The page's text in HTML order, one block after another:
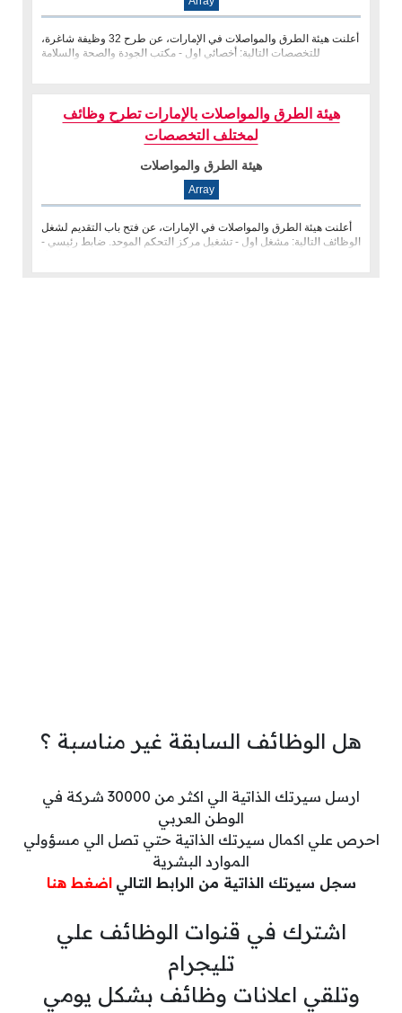
أعلنت هيئة الطرق والمواصلات في الإمارات، عن طرح 32 وظيفة شاغرة،
للتخصصات التالية: أخصائي اول - مكتب الجودة والصحة والسلامة
هيئة الطرق والمواصلات بالإمارات تطرح وظائف
لمختلف التخصصات
هيئة الطرق والمواصلات
Array
أعلنت هيئة الطرق والمواصلات في الإمارات، عن فتح باب التقديم لشغل
الوظائف التالية: مشغل اول - تشغيل مركز التحكم الموحد. ضابط رئيسي -
هل الوظائف السابقة غير مناسبة ؟
ارسل سيرتك الذاتية الي اكثر من 30000 شركة في
الوطن العربي
احرص علي اكمال سيرتك الذاتية حتي تصل الي مسؤولي
الموارد البشرية
سجل سيرتك الذاتية من الرابط التالي اضغط هنا
اشترك في قنوات الوظائف علي
تليجرام
وتلقي اعلانات وظائف بشكل يومي